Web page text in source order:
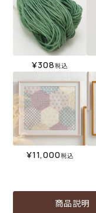
¥308税込
¥11,000税込
商品説明